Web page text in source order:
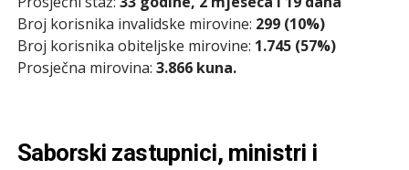
Broj korisnika invalidske mirovine: 299 (10%)
Broj korisnika obiteljske mirovine: 1.745 (57%)
Prosječna mirovina: 3.866 kuna.
Saborski zastupnici, ministri i